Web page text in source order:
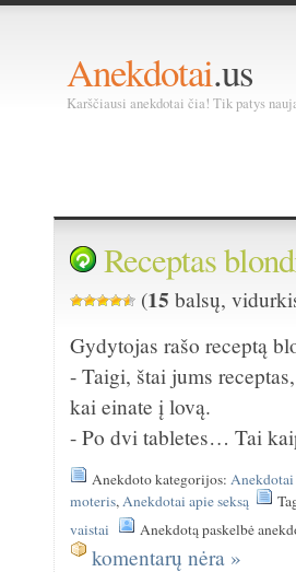
Anekdotai.us
Karščiausi anekdotai čia! Tik patys
Receptas
(15 balsų,
Gydytojas rašo receptą
- Taigi, štai jums
kai einate į lovą.
- Po dvi tabletes… Tai
Anekdoto kategorijos:
moteris,Anekdotai apie seksą
vaistai
Anekdotą paskelbė
komentarų nėra »